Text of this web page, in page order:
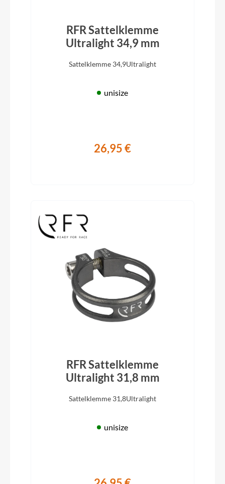
RFR Sattelklemme
Ultralight 34,9 mm
Sattelklemme 34,9Ultralight
unisize
26,95 €
RFR Sattelklemme
Ultralight 31,8 mm
Sattelklemme 31,8Ultralight
unisize